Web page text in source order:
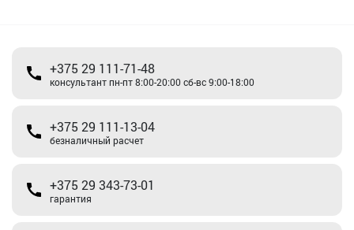
+375 29 111-71-48
консультант пн-пт 8:00-20:00 сб-вс 9:00-18:00
+375 29 111-13-04
безналичный расчет
+375 29 343-73-01
гарантия